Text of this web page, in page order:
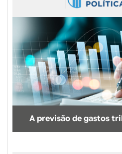
A previsão de gastos